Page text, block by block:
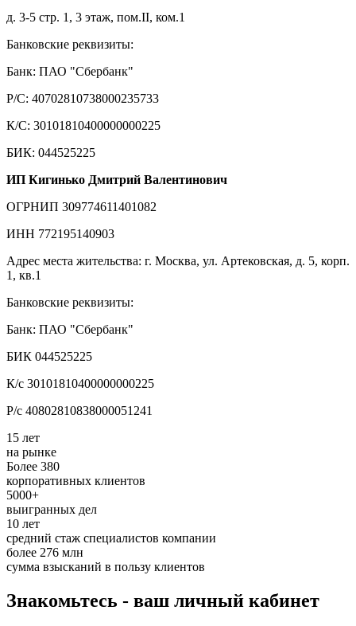
д. 3-5 стр. 1, 3 этаж, пом.II, ком.1
Банковские реквизиты:
Банк: ПАО "Сбербанк"
Р/С: 40702810738000235733
К/С: 30101810400000000225
БИК: 044525225
ИП Кигинько Дмитрий Валентинович
ОГРНИП 309774611401082
ИНН 772195140903
Адрес места жительства: г. Москва, ул. Артековская, д. 5, корп.
1, кв.1
Банковские реквизиты:
Банк: ПАО "Сбербанк"
БИК 044525225
К/с 30101810400000000225
Р/с 40802810838000051241
15 лет
на рынке
Более 380
корпоративных клиентов
5000+
выигранных дел
10 лет
средний стаж специалистов компании
более 276 млн
сумма взысканий в пользу клиентов
Знакомьтесь - ваш личный кабинет